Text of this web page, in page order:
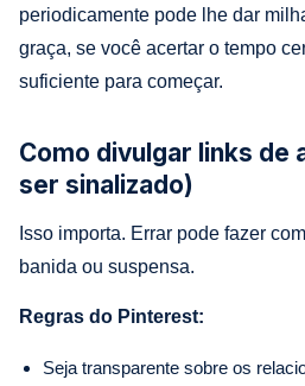
periodicamente pode lhe dar
graça, se você acertar o tempo
suficiente para começar.
Como divulgar links de
ser sinalizado)
Isso importa. Errar pode fazer
banida ou suspensa.
Regras do Pinterest:
Seja transparente sobre os